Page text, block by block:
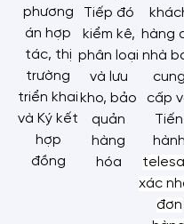
phương
án hợp
tác, thị
trường
triển khai
và Ký kết
hợp
đồng
Tiếp đó
kiểm kê,
phân loại
và lưu
kho, bảo
quản
hàng
hóa
hàng
nhà
cung
cấp
Tiến
hành
xác
đơn